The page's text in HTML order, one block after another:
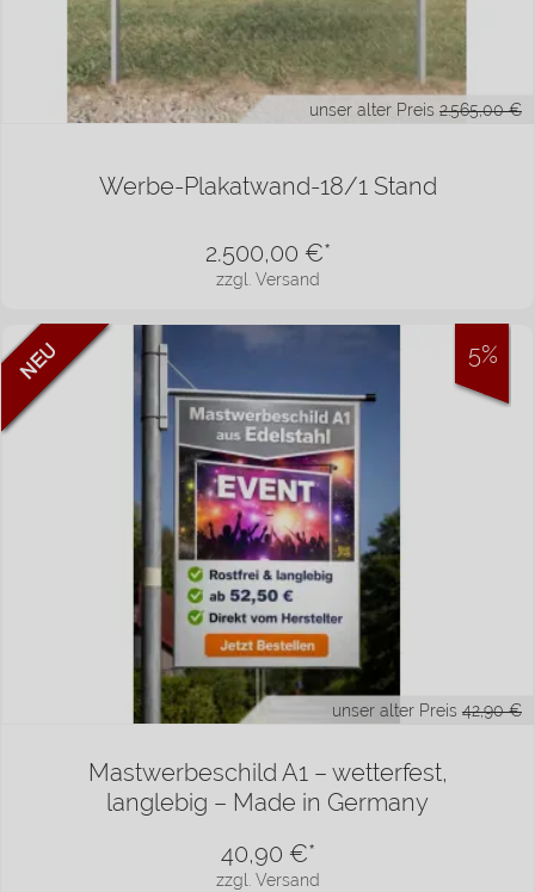
unser alter Preis 2.565,00 €
Werbe-Plakatwand-18/1 Stand
zzgl. Versand
2.500,00 €*
unser alter Preis 42,90 €
Mastwerbeschild A1 – wetterfest,
langlebig – Made in Germany
zzgl. Versand
40,90 €*
5%